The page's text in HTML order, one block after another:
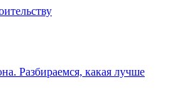
Разбираемся, какая лучше